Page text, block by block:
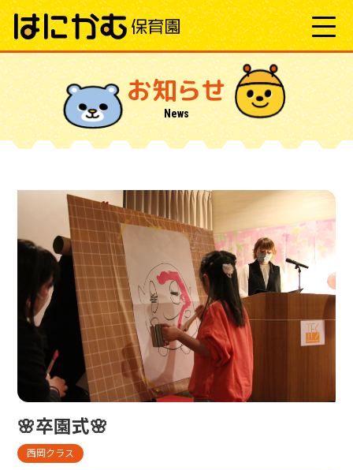
お知らせ
News
🌸卒園式🌸
西岡クラス